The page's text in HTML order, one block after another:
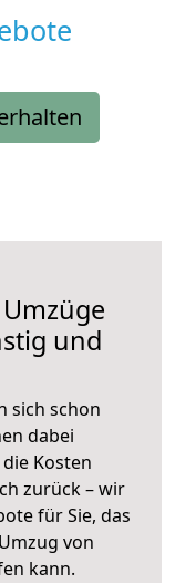
und
sich schon
dabei
Kosten
zurück – wir
für Sie, das
von
kann.